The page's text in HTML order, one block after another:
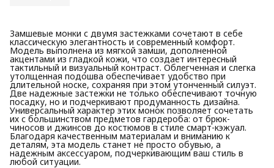
Замшевые монки с двумя застежками сочетают в себе
классическую элегантность и современный комфорт.
Модель выполнена из мягкой замши, дополненной
акцентами из гладкой кожи, что создает интересный
тактильный и визуальный контраст. Облегченная и слегка
утолщенная подошва обеспечивает удобство при
длительной носке, сохраняя при этом утонченный силуэт.
Две надежные застежки не только обеспечивают точную
посадку, но и подчеркивают продуманность дизайна.
Универсальный характер этих монок позволяет сочетать
их с большинством предметов гардероба: от брюк-
чиносов и джинсов до костюмов в стиле смарт-кэжуал.
Благодаря качественным материалам и вниманию к
деталям, эта модель станет не просто обувью, а
надежным аксессуаром, подчеркивающим ваш стиль в
любой ситуации.